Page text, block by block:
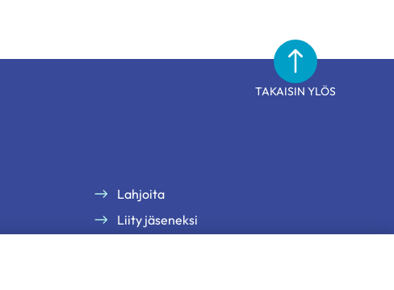
TAKAISIN YLÖS
Lahjoita
Liity jäseneksi